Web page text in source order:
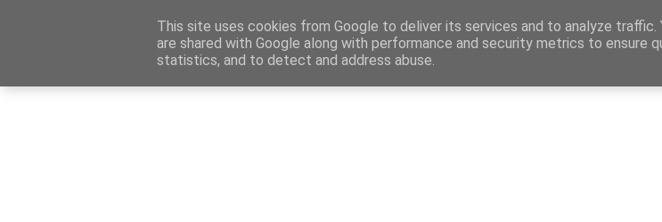
Καταχώρηση Αγγελίας Επικοινωνία Site Map
Ενημέρωση Αγγελίες Εργασίας
This site uses cookies from Google to deliver its services and to analyze traffic.
are shared with Google along with performance and security metrics to ensure
statistics, and to detect and address abuse.